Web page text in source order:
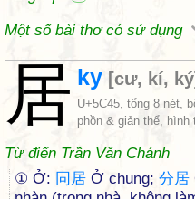
Một số bài thơ có sử dụng
居 ky [cư, kí, ký
U+5C45, tổng 8 nét,
phồn & giản thể, hình
Từ điển Trần Văn Chánh
① Ở: 同 居 Ở chung; 分居